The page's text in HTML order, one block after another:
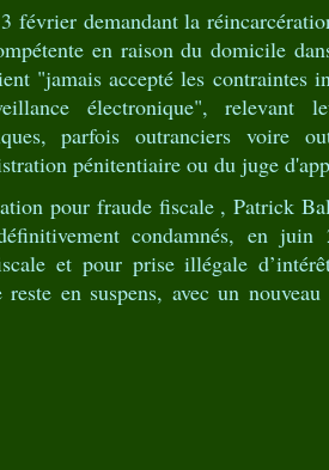
février demandant la
en raison du domicile
"jamais accepté les contraintes
électronique", relevant
parfois outranciers voire
pénitentiaire ou du juge
pour fraude fiscale , Patrick
condamnés, en juin
et pour prise illégale
en suspens, avec un